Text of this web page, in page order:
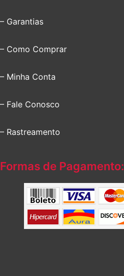
– Garantias
– Como Comprar
– Minha Conta
– Fale Conosco
– Rastreamento
Formas de Pagamento: